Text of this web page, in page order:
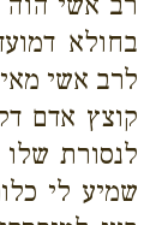
בחולא
לרב אשי
קוצץ אדם
לנסורת
שמיע לי